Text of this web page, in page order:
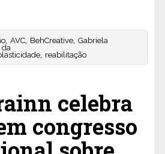
, AVC, BehCreative, Gabriela
da
, reabilitação
celebra
congresso